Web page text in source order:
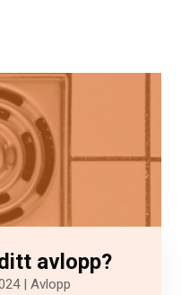
avlopp?
|Avlopp